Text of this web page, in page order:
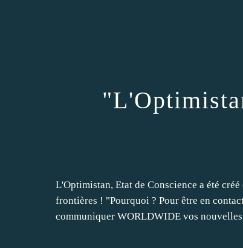
L'Optimistan, Etat de Conscience a été
frontières ! "Pourquoi ? Pour être en
communiquer WORLDWIDE vos nouvelles